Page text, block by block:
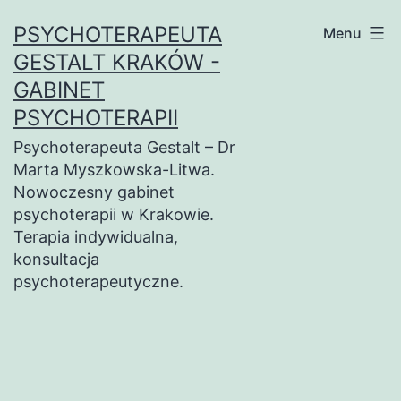
do
treści
PSYCHOTERAPEUTA
GESTALT KRAKÓW -
GABINET
PSYCHOTERAPII
Psychoterapeuta Gestalt – Dr
Marta Myszkowska-Litwa.
Nowoczesny gabinet
psychoterapii w Krakowie.
Terapia indywidualna,
konsultacja
psychoterapeutyczne.
Menu